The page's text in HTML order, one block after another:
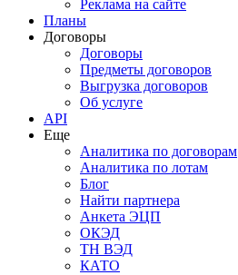
Реклама на сайте
Планы
Договоры
Договоры
Предметы договоров
Выгрузка договоров
Об услуге
API
Еще
Аналитика по договорам
Аналитика по лотам
Блог
Найти партнера
Анкета ЭЦП
ОКЭД
ТН ВЭД
КАТО